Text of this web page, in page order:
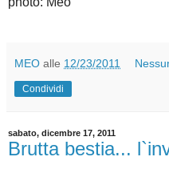
MEO alle 12/23/2011
Condividi
sabato, dicembre 17, 2011
Brutta bestia...